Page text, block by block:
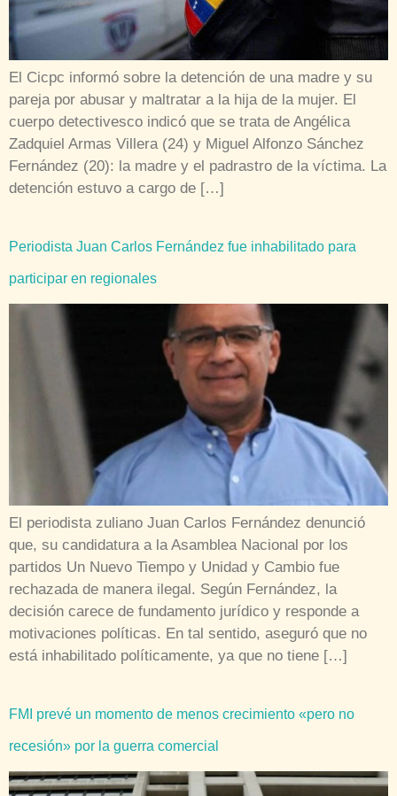
El Cicpc informó sobre la detención de una madre y su
pareja por abusar y maltratar a la hija de la mujer. El
cuerpo detectivesco indicó que se trata de Angélica
Zadquiel Armas Villera (24) y Miguel Alfonzo Sánchez
Fernández (20): la madre y el padrastro de la víctima. La
detención estuvo a cargo de […]
Periodista Juan Carlos Fernández fue inhabilitado para
participar en regionales
El periodista zuliano Juan Carlos Fernández denunció
que, su candidatura a la Asamblea Nacional por los
partidos Un Nuevo Tiempo y Unidad y Cambio fue
rechazada de manera ilegal. Según Fernández, la
decisión carece de fundamento jurídico y responde a
motivaciones políticas. En tal sentido, aseguró que no
está inhabilitado políticamente, ya que no tiene […]
FMI prevé un momento de menos crecimiento «pero no
recesión» por la guerra comercial